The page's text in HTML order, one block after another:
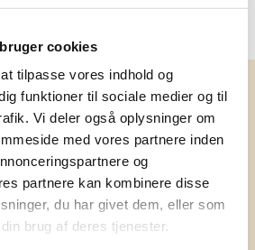
cookies
tilpasse vores indhold og
funktioner til sociale medier og til
Vi deler også oplysninger om
med vores partnere inden
og
partnere kan kombinere disse
du har givet dem, eller som
brug af deres tjenester.
Kina
nyhedsbrev med
tilbud, nye varer og
godt
og nyskabende gaveidéer
kan det der med firmagaver, og
personlig service til en
pris siden 1991.